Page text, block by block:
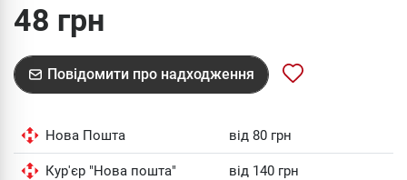
48 грн
Повідомити про надходження
Нова Пошта від 80 грн
Кур'єр "Нова пошта" від 140 грн